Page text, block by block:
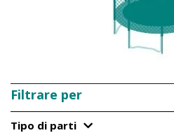
Filtrare per
Tipo di parti